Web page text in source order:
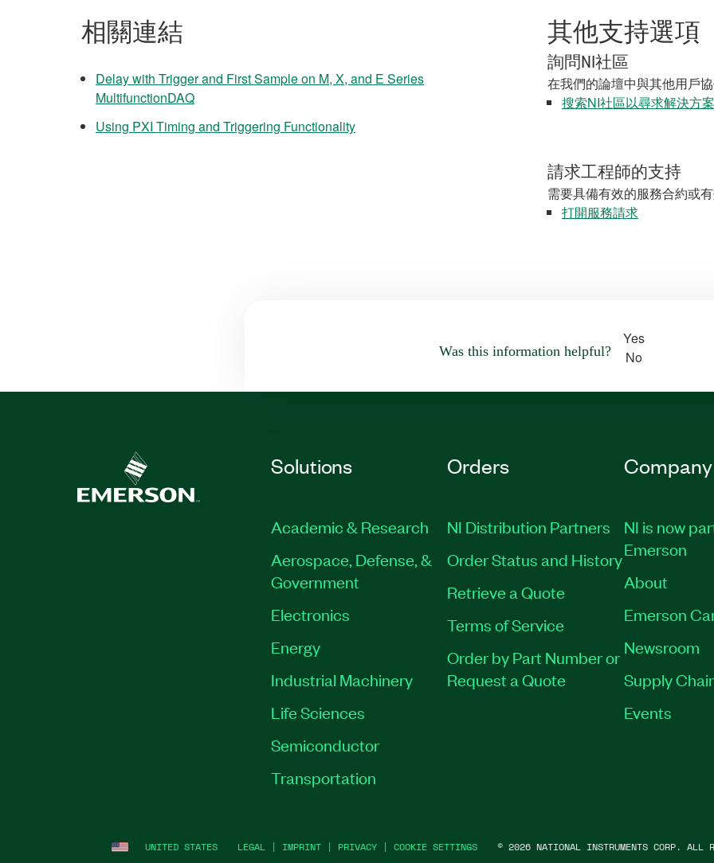
相關連結
Delay with Trigger and First Sample on M, X, and E Series
MultifunctionDAQ
Using PXI Timing and Triggering Functionality
其他支持選項
詢問NI社區
在我們的論壇中與其他用戶
搜索NI社區以尋求解決方案
請求工程師的支持
需要具備有效的服務合約或
打開服務請求
Was this information helpful?
Yes
No
Solutions
Academic & Research
Aerospace, Defense, &
Government
Electronics
Energy
Industrial Machinery
Life Sciences
Semiconductor
Transportation
Orders
NI Distribution Partners
Order Status and History
Retrieve a Quote
Terms of Service
Order by Part Number or
Request a Quote
Company
NI is now
Emerson
About
Emerson
Newsroom
Supply
Events
UNITED STATES LEGAL | IMPRINT | PRIVACY | COOKIE SETTINGS © 2026 NATIONAL INSTRUMENTS CORP. ALL